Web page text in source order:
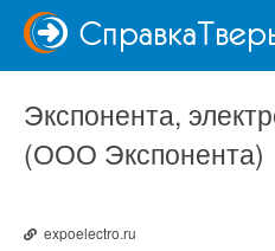
Справка
Экспонента,
(ООО Экспонента)
expoelectro.ru